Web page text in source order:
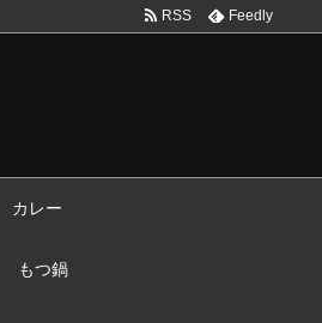
カレー
もつ鍋
RSS Feedly